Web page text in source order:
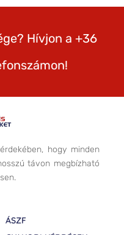
Hívjon a +36
hogy minden
távon megbízható
ÁSZF